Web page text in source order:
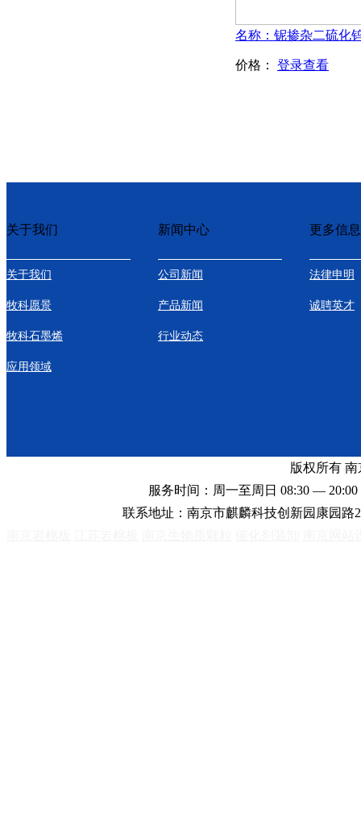
价格： 登录查看
关于我们 新闻中心 更多信息
关于我们
牧科愿景
牧科石墨烯
应用领域
公司新闻
产品新闻
行业动态
法律申明
诚聘英才
版权所有
服务时间：周一至周日 08:30 —
联系地址：南京市麒麟科技创新园康园